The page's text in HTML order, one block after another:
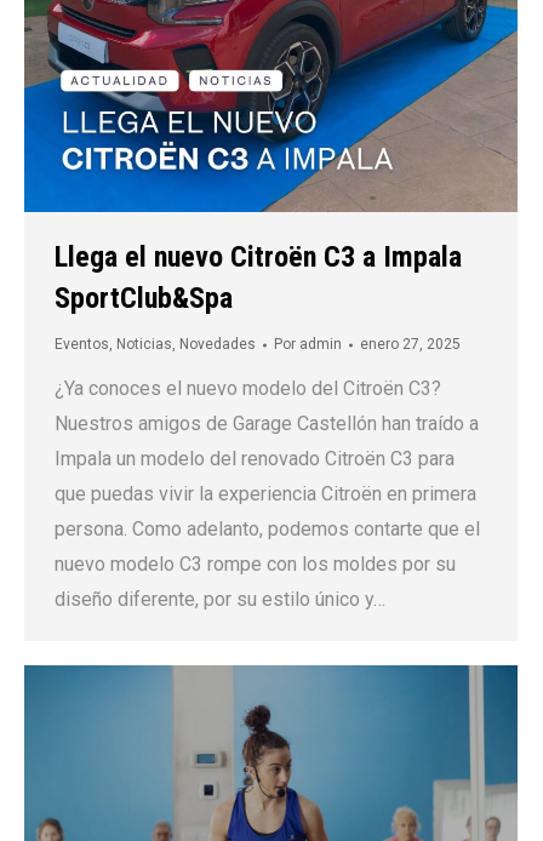
Llega el nuevo Citroën C3 a Impala
SportClub&Spa
Eventos, Noticias, Novedades Por admin enero 27, 2025
¿Ya conoces el nuevo modelo del Citroën C3?
Nuestros amigos de Garage Castellón han traído a
Impala un modelo del renovado Citroën C3 para
que puedas vivir la experiencia Citroën en primera
persona. Como adelanto, podemos contarte que el
nuevo modelo C3 rompe con los moldes por su
diseño diferente, por su estilo único y…